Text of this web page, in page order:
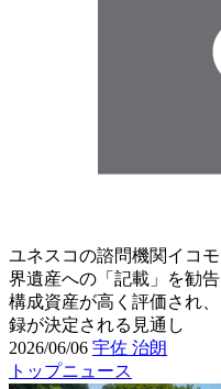
ユネスコの諮問機関イコ
界遺産への「記載」を勧
構成資産が高く評価され
録が決定される見通し
2026/06/06 宇佐 治朗
トップニュース